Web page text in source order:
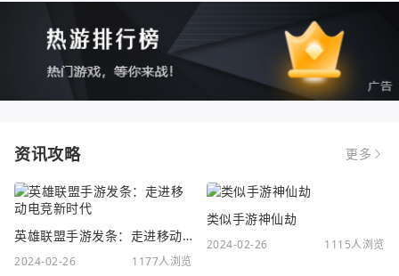
资讯攻略 更多
英雄联盟手游发条：走进移动电竞新时代
2024-02-26 1177人浏览
类似手游神仙劫
2024-02-26 1115人浏览